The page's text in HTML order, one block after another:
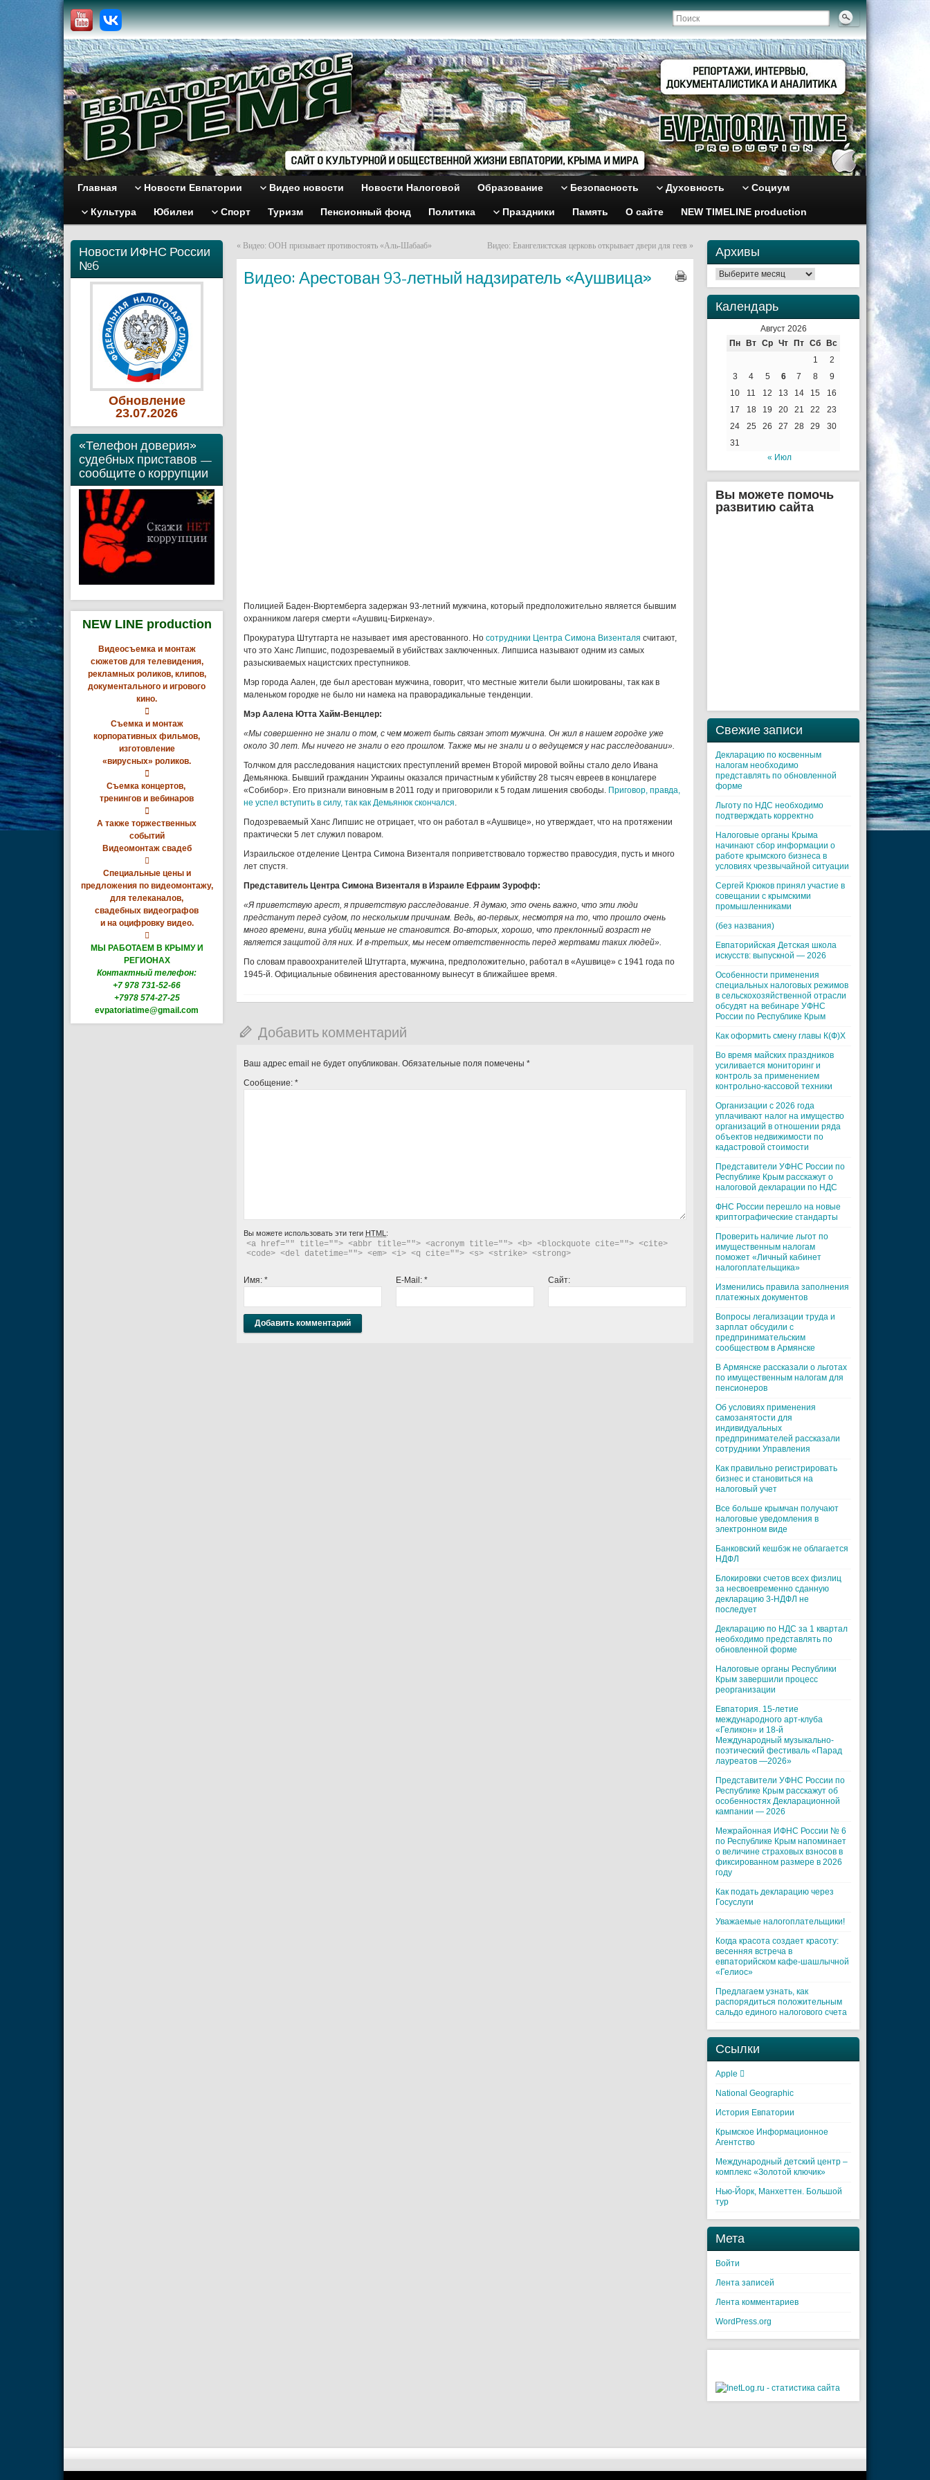
Главная Новости Евпатории Видео новости Новости Налоговой Образование Безопасность Духовность Социум
Культура Юбилеи Спорт Туризм Пенсионный фонд Политика Праздники Память О сайте NEW TIMELINE production
Новости ИФНС России
№6
Обновление
23.07.2026
«Телефон доверия»
судебных приставов —
сообщите о коррупции
NEW LINE production
Видеосъемка и монтаж
сюжетов для телевидения,
рекламных роликов, клипов,
документального и игрового
кино.

Съемка и монтаж
корпоративных фильмов,
изготовление
«вирусных» роликов.

Съемка концертов,
тренингов и вебинаров

А также торжественных
событий
Видеомонтаж свадеб

Специальные цены и
предложения по видеомонтажу,
для телеканалов,
свадебных видеографов
и на оцифровку видео.

МЫ РАБОТАЕМ В КРЫМУ И
РЕГИОНАХ
Контактный телефон:
+7 978 731-52-66
+7978 574-27-25
evpatoriatime@gmail.com
« Видео: ООН призывает противостоять «Аль-Шабааб» Видео: Евангелистская церковь открывает двери для геев »
Видео: Арестован 93-летный надзиратель «Аушвица»
Полицией Баден-Вюртемберга задержан 93-летний мужчина, который предположительно является бывшим
охранником лагеря смерти «Аушвиц-Биркенау».
Прокуратура Штутгарта не называет имя арестованного. Но сотрудники Центра Симона Визенталя считают,
что это Ханс Липшис, подозреваемый в убийствах заключенных. Липшиса называют одним из самых
разыскиваемых нацистских преступников.
Мэр города Аален, где был арестован мужчина, говорит, что местные жители были шокированы, так как в
маленьком городке не было ни намека на праворадикальные тенденции.
Мэр Аалена Ютта Хайм-Венцлер:
«Мы совершенно не знали о том, с чем может быть связан этот мужчина. Он жил в нашем городке уже
около 30 лет. Мы ничего не знали о его прошлом. Также мы не знали и о ведущемся у нас расследовании».
Толчком для расследования нацистских преступлений времен Второй мировой войны стало дело Ивана
Демьянюка. Бывший гражданин Украины оказался причастным к убийству 28 тысяч евреев в концлагере
«Собибор». Его признали виновным в 2011 году и приговорили к 5 годам лишения свободы. Приговор, правда,
не успел вступить в силу, так как Демьянюк скончался.
Подозреваемый Ханс Липшис не отрицает, что он работал в «Аушвице», но утверждает, что на протяжении
практически 5 лет служил поваром.
Израильское отделение Центра Симона Визенталя поприветствовало торжество правосудия, пусть и много
лет спустя.
Представитель Центра Симона Визенталя в Израиле Ефраим Зурофф:
«Я приветствую арест, я приветствую расследование. Я думаю, это очень важно, что эти люди
предстанут перед судом, по нескольким причинам. Ведь, во-первых, несмотря на то, что прошло очень
много времени, вина убийц меньше не становится. Во-вторых, хорошо, что преклонный возраст не
является защитой для них. И в-третьих, мы несем ответственность перед жертвами таких людей».
По словам правоохранителей Штутгарта, мужчина, предположительно, работал в «Аушвице» с 1941 года по
1945-й. Официальные обвинения арестованному вынесут в ближайшее время.
Добавить комментарий
Ваш адрес email не будет опубликован. Обязательные поля помечены *
Сообщение: *
Вы можете использовать эти теги HTML :
<a href="" title=""> <abbr title=""> <acronym title=""> <b> <blockquote cite=""> <cite>
<code> <del datetime=""> <em> <i> <q cite=""> <s> <strike> <strong>
Имя: * E-Mail: * Сайт:
Архивы
Архивы
Календарь
Август 2026
Пн
Вт Ср Чт Пт Сб
Вс
1
2
3
4 5 6 7 8
9
10
11 12 13 14 15
16
17
18 19 20 21 22
23
24
25 26 27 28 29
30
31
« Июл
Вы можете помочь
развитию сайта
Свежие записи
Декларацию по косвенным
налогам необходимо
представлять по обновленной
форме
Льготу по НДС необходимо
подтверждать корректно
Налоговые органы Крыма
начинают сбор информации о
работе крымского бизнеса в
условиях чрезвычайной ситуации
Cергей Крюков принял участие в
совещании с крымскими
промышленниками
(без названия)
Евпаторийская Детская школа
искусств: выпускной — 2026
Особенности применения
специальных налоговых режимов
в сельскохозяйственной отрасли
обсудят на вебинаре УФНС
России по Республике Крым
Как оформить смену главы К(Ф)Х
Во время майских праздников
усиливается мониторинг и
контроль за применением
контрольно-кассовой техники
Организации с 2026 года
уплачивают налог на имущество
организаций в отношении ряда
объектов недвижимости по
кадастровой стоимости
Представители УФНС России по
Республике Крым расскажут о
налоговой декларации по НДС
ФНС России перешло на новые
криптографические стандарты
Проверить наличие льгот по
имущественным налогам
поможет «Личный кабинет
налогоплательщика»
Изменились правила заполнения
платежных документов
Вопросы легализации труда и
зарплат обсудили с
предпринимательским
сообществом в Армянске
В Армянске рассказали о льготах
по имущественным налогам для
пенсионеров
Об условиях применения
самозанятости для
индивидуальных
предпринимателей рассказали
сотрудники Управления
Как правильно регистрировать
бизнес и становиться на
налоговый учет
Все больше крымчан получают
налоговые уведомления в
электронном виде
Банковский кешбэк не облагается
НДФЛ
Блокировки счетов всех физлиц
за несвоевременно сданную
декларацию 3-НДФЛ не
последует
Декларацию по НДС за 1 квартал
необходимо представлять по
обновленной форме
Налоговые органы Республики
Крым завершили процесс
реорганизации
Евпатория. 15-летие
международного арт-клуба
«Геликон» и 18-й
Международный музыкально-
поэтический фестиваль «Парад
лауреатов —2026»
Представители УФНС России по
Республике Крым расскажут об
особенностях Декларационной
кампании — 2026
Межрайонная ИФНС России № 6
по Республике Крым напоминает
о величине страховых взносов в
фиксированном размере в 2026
году
Как подать декларацию через
Госуслуги
Уважаемые налогоплательщики!
Когда красота создает красоту:
весенняя встреча в
евпаторийском кафе-шашлычной
«Гелиос»
Предлагаем узнать, как
распорядиться положительным
сальдо единого налогового счета
Ссылки
Apple 
National Geographic
История Евпатории
Крымское Информационное
Агентство
Международный детский центр –
комплекс «Золотой ключик»
Нью-Йорк, Манхеттен. Большой
тур
Мета
Войти
Лента записей
Лента комментариев
WordPress.org